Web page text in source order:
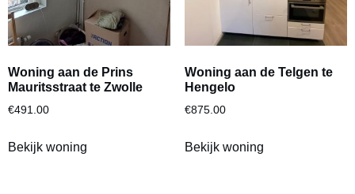
Woning aan de Prins
Mauritsstraat te Zwolle
€491.00
Bekijk woning
Woning aan de Telgen te
Hengelo
€875.00
Bekijk woning